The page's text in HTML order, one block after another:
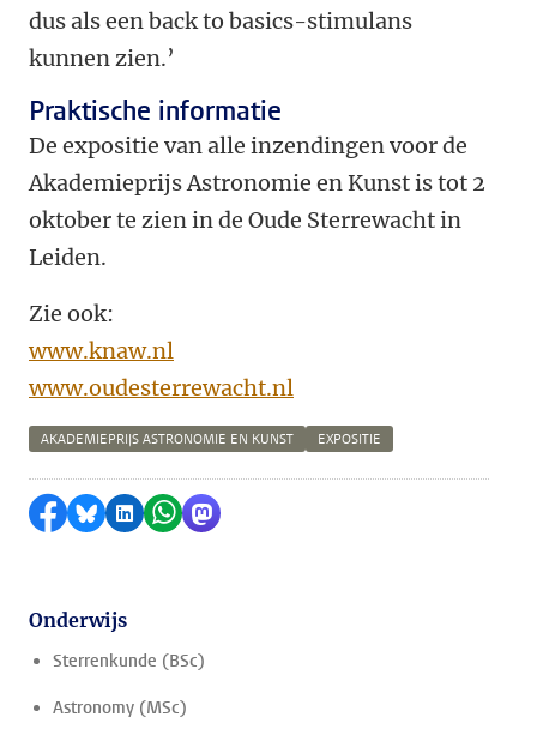
dus als een back to basics-stimulans
kunnen zien.’
Praktische informatie
De expositie van alle inzendingen voor de
Akademieprijs Astronomie en Kunst is tot 2
oktober te zien in de Oude Sterrewacht in
Leiden.
Zie ook:
www.knaw.nl
www.oudesterrewacht.nl
AKADEMIEPRIJS ASTRONOMIE EN KUNST EXPOSITIE
Delen op Facebook
Delen via Bluesky
Delen op LinkedIn
Delen via WhatsApp
Delen via Mastodon
Onderwijs
Sterrenkunde (BSc)
Astronomy (MSc)